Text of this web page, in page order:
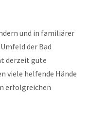
und in familiärer
der Bad
derzeit gute
viele helfende Hände
erfolgreichen